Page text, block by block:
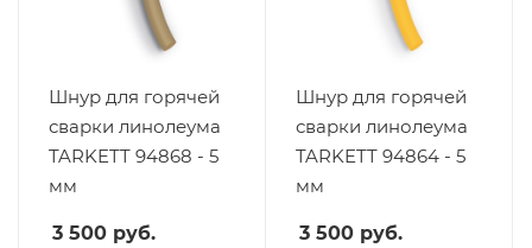
Шнур для горячей
сварки линолеума
TARKETT 94868 - 5
мм
3 500 руб.
Шнур для горячей
сварки линолеума
TARKETT 94864 - 5
мм
3 500 руб.